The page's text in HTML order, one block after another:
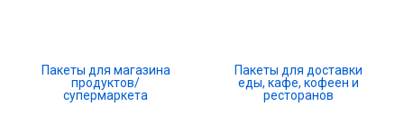
Пакеты для магазина
продуктов/
супермаркета
Пакеты для доставки
еды, кафе, кофеен и
ресторанов